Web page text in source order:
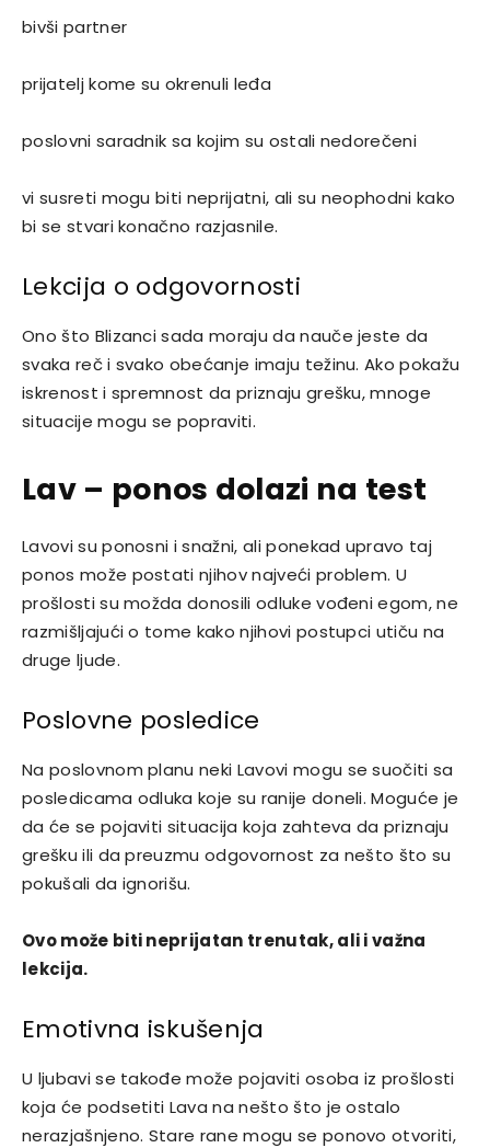
bivši partner
prijatelj kome su okrenuli leđa
poslovni saradnik sa kojim su ostali nedorečeni
vi susreti mogu biti neprijatni, ali su neophodni kako
bi se stvari konačno razjasnile.
Lekcija o odgovornosti
Ono što Blizanci sada moraju da nauče jeste da
svaka reč i svako obećanje imaju težinu. Ako pokažu
iskrenost i spremnost da priznaju grešku, mnoge
situacije mogu se popraviti.
Lav – ponos dolazi na test
Lavovi su ponosni i snažni, ali ponekad upravo taj
ponos može postati njihov najveći problem. U
prošlosti su možda donosili odluke vođeni egom, ne
razmišljajući o tome kako njihovi postupci utiču na
druge ljude.
Poslovne posledice
Na poslovnom planu neki Lavovi mogu se suočiti sa
posledicama odluka koje su ranije doneli. Moguće je
da će se pojaviti situacija koja zahteva da priznaju
grešku ili da preuzmu odgovornost za nešto što su
pokušali da ignorišu.
Ovo može biti neprijatan trenutak, ali i važna
lekcija.
Emotivna iskušenja
U ljubavi se takođe može pojaviti osoba iz prošlosti
koja će podsetiti Lava na nešto što je ostalo
nerazjašnjeno. Stare rane mogu se ponovo otvoriti,